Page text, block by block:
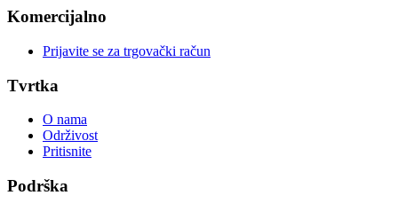
Komercijalno
Prijavite se za trgovački račun
Tvrtka
O nama
Održivost
Pritisnite
Podrška